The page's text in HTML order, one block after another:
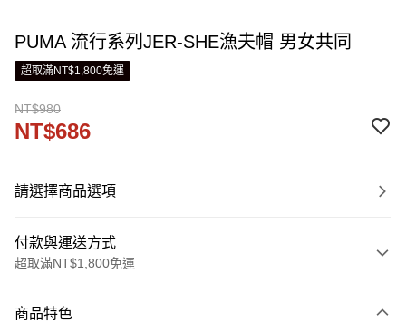
PUMA 流行系列JER-SHE漁夫帽 男女共同
超取滿NT$1,800免運
NT$980
NT$686
請選擇商品選項
付款與運送方式
超取滿NT$1,800免運
信用卡一次付款
商品特色